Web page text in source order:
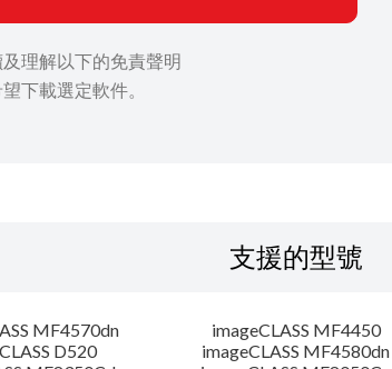
理解以下的免責聲明
下載選定軟件。
支援的型號
MF4570dn imageCLASS MF4450
D520
imageCLASS MF4580dn